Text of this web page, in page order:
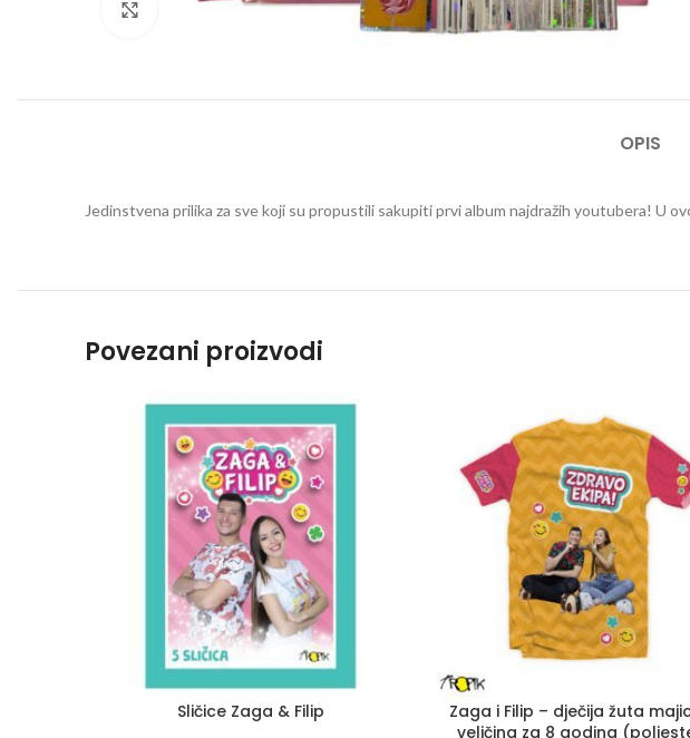
Click to enlarge
OPIS
Jedinstvena prilika za sve koji su propustili sakupiti prvi album najdražih youtubera! U
Povezani proizvodi
Sličice Zaga & Filip
Zaga i Filip – dječija žuta
veličina za 8 godina